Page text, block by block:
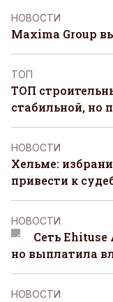
НОВОСТИ
Maxima Group
ТОП
ТОП
стабильной, но
НОВОСТИ
Хельме:
привести к
НОВОСТИ
Сеть
но выплатила
НОВОСТИ